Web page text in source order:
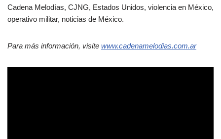
Cadena Melodías, CJNG, Estados Unidos, violencia en México,
operativo militar, noticias de México.
Para más información, visite www.cadenamelodias.com.ar